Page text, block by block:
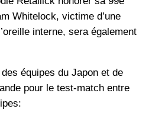
Whitelock, victime d’une
interne, sera également
équipes du Japon et de
pour le test-match entre